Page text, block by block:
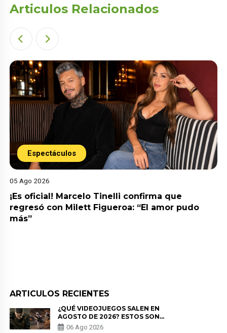
Articulos Relacionados
Espectáculos
05 Ago 2026
¡Es oficial! Marcelo Tinelli confirma que
regresó con Milett Figueroa: “El amor pudo
más”
ARTICULOS RECIENTES
¿QUÉ VIDEOJUEGOS SALEN EN
AGOSTO DE 2026? ESTOS SON
LOS ESTRENOS MÁS ESPERADOS
06 Ago 2026